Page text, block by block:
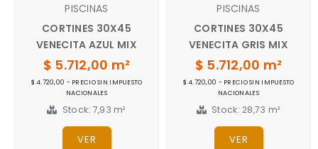
PISCINAS
CORTINES 30X45
VENECITA AZUL MIX
$ 5.712,00 m²
$ 4.720,00 - PRECIO SIN IMPUESTO
NACIONALES
Stock: 7,93 m²
VER
PISCINAS
CORTINES 30X45
VENECITA GRIS MIX
$ 5.712,00 m²
$ 4.720,00 - PRECIO SIN IMPUESTO
NACIONALES
Stock: 28,73 m²
VER